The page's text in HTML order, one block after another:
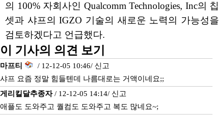
의 100% 자회사인 Qualcomm Technologies, Inc의 칩
셋과 샤프의 IGZO 기술의 새로운 노력의 가능성을
검토하겠다고 언급했다.
이 기사의 의견 보기
마프티 / 12-12-05 10:46/ 신고
샤프 요즘 정말 힘들텐데 나름대로는 거액이네요;;
게리킬달추종자/ 12-12-05 14:14/ 신고
애플도 도와주고 퀄컴도 도와주고 복도 많네요~;